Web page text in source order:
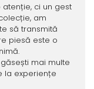
ci un gest
am
să transmită
piesă este o
mai multe
la experiențe